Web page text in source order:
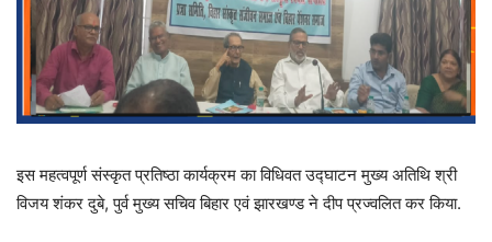
इस महत्वपूर्ण संस्कृत प्रतिष्ठा कार्यक्रम का विधिवत उद्घाटन मुख्य अतिथि श्री
विजय शंकर दुबे, पुर्व मुख्य सचिव बिहार एवं झारखण्ड ने दीप प्रज्वलित कर किया.